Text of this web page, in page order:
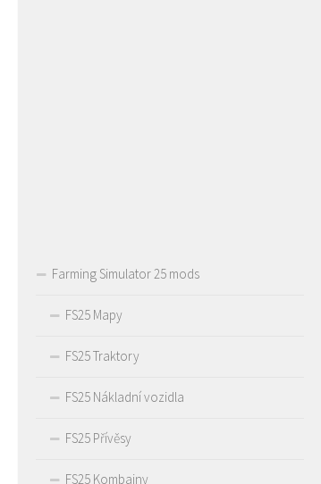
Farming Simulator 25 mods
FS25 Mapy
FS25 Traktory
FS25 Nákladní vozidla
FS25 Přívěsy
FS25 Kombajny